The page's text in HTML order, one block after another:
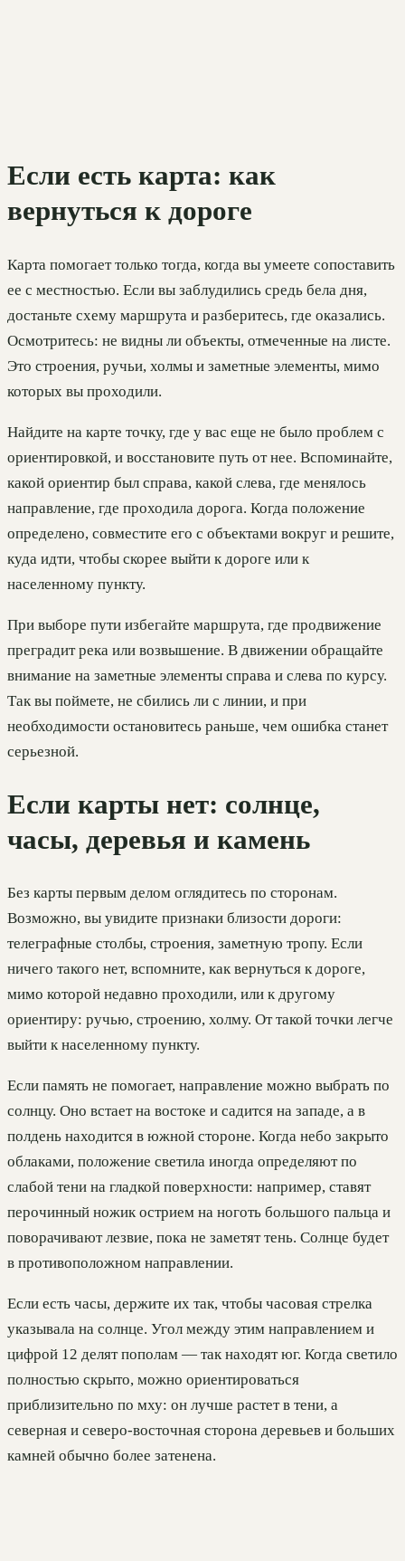
Если есть карта: как
вернуться к дороге
Карта помогает только тогда, когда вы умеете сопоставить
ее с местностью. Если вы заблудились средь бела дня,
достаньте схему маршрута и разберитесь, где оказались.
Осмотритесь: не видны ли объекты, отмеченные на листе.
Это строения, ручьи, холмы и заметные элементы, мимо
которых вы проходили.
Найдите на карте точку, где у вас еще не было проблем с
ориентировкой, и восстановите путь от нее. Вспоминайте,
какой ориентир был справа, какой слева, где менялось
направление, где проходила дорога. Когда положение
определено, совместите его с объектами вокруг и решите,
куда идти, чтобы скорее выйти к дороге или к
населенному пункту.
При выборе пути избегайте маршрута, где продвижение
преградит река или возвышение. В движении обращайте
внимание на заметные элементы справа и слева по курсу.
Так вы поймете, не сбились ли с линии, и при
необходимости остановитесь раньше, чем ошибка станет
серьезной.
Если карты нет: солнце,
часы, деревья и камень
Без карты первым делом оглядитесь по сторонам.
Возможно, вы увидите признаки близости дороги:
телеграфные столбы, строения, заметную тропу. Если
ничего такого нет, вспомните, как вернуться к дороге,
мимо которой недавно проходили, или к другому
ориентиру: ручью, строению, холму. От такой точки легче
выйти к населенному пункту.
Если память не помогает, направление можно выбрать по
солнцу. Оно встает на востоке и садится на западе, а в
полдень находится в южной стороне. Когда небо закрыто
облаками, положение светила иногда определяют по
слабой тени на гладкой поверхности: например, ставят
перочинный ножик острием на ноготь большого пальца и
поворачивают лезвие, пока не заметят тень. Солнце будет
в противоположном направлении.
Если есть часы, держите их так, чтобы часовая стрелка
указывала на солнце. Угол между этим направлением и
цифрой 12 делят пополам — так находят юг. Когда светило
полностью скрыто, можно ориентироваться
приблизительно по мху: он лучше растет в тени, а
северная и северо-восточная сторона деревьев и больших
камней обычно более затенена.